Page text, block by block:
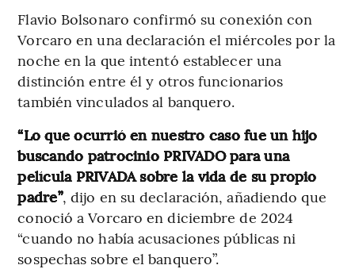
Flavio Bolsonaro confirmó su conexión con
Vorcaro en una declaración el miércoles por la
noche en la que intentó establecer una
distinción entre él y otros funcionarios
también vinculados al banquero.
“Lo que ocurrió en nuestro caso fue un hijo
buscando patrocinio PRIVADO para una
película PRIVADA sobre la vida de su propio
padre”, dijo en su declaración, añadiendo que
conoció a Vorcaro en diciembre de 2024
“cuando no había acusaciones públicas ni
sospechas sobre el banquero”.